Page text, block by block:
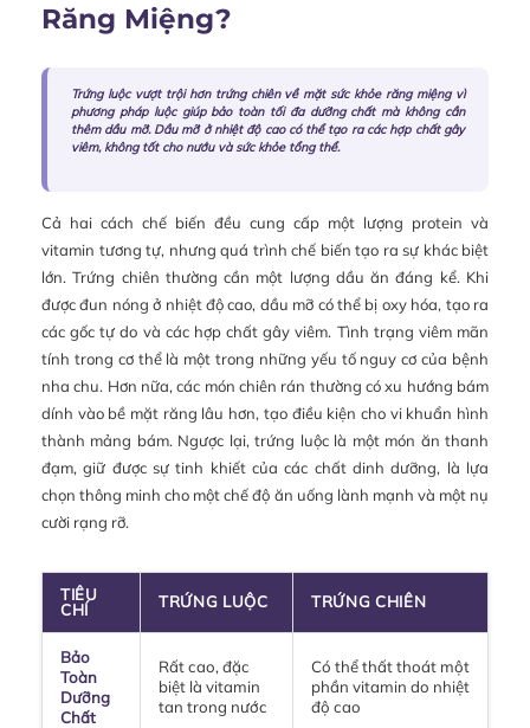
Răng Miệng?
Trứng luộc vượt trội hơn trứng chiên về mặt sức khỏe răng miệng vì
phương pháp luộc giúp bảo toàn tối đa dưỡng chất mà không cần
thêm dầu mỡ. Dầu mỡ ở nhiệt độ cao có thể tạo ra các hợp chất gây
viêm, không tốt cho nướu và sức khỏe tổng thể.
Cả hai cách chế biến đều cung cấp một lượng protein và
vitamin tương tự, nhưng quá trình chế biến tạo ra sự khác biệt
lớn. Trứng chiên thường cần một lượng dầu ăn đáng kể. Khi
được đun nóng ở nhiệt độ cao, dầu mỡ có thể bị oxy hóa, tạo ra
các gốc tự do và các hợp chất gây viêm. Tình trạng viêm mãn
tính trong cơ thể là một trong những yếu tố nguy cơ của bệnh
nha chu. Hơn nữa, các món chiên rán thường có xu hướng bám
dính vào bề mặt răng lâu hơn, tạo điều kiện cho vi khuẩn hình
thành mảng bám. Ngược lại, trứng luộc là một món ăn thanh
đạm, giữ được sự tinh khiết của các chất dinh dưỡng, là lựa
chọn thông minh cho một chế độ ăn uống lành mạnh và một nụ
cười rạng rỡ.
TIÊU
CHÍ
TRỨNG LUỘC TRỨNG CHIÊN
Bảo
Toàn
Dưỡng
Chất
Rất cao, đặc
biệt là vitamin
tan trong nước
Có thể thất thoát một
phần vitamin do nhiệt
độ cao